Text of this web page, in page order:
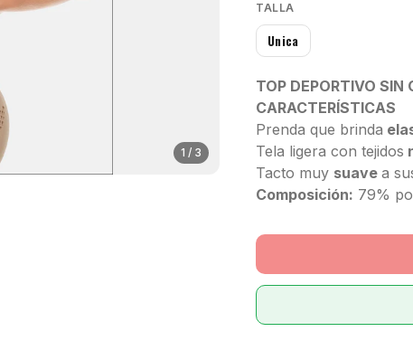
1 / 3
TALLA
Unica
TOP DEPORTIVO SIN
CARACTERÍSTICAS
Prenda que brinda
Tela ligera con tejidos
Tacto muy suave a
Composición: 79%